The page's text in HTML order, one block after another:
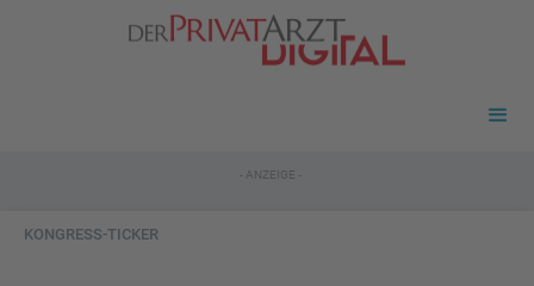
- ANZEIGE -
KONGRESS-TICKER